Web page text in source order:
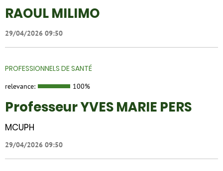
RAOUL MILIMO
29/04/2026 09:50
PROFESSIONNELS DE SANTÉ
relevance: 100%
Professeur YVES MARIE PERS
MCUPH
29/04/2026 09:50